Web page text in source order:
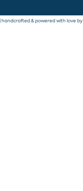
| handcrafted & powered with love by